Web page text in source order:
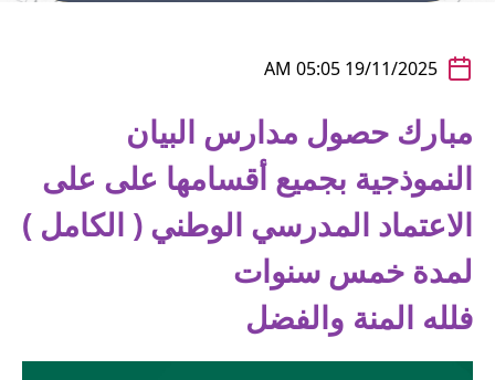
19/11/2025 05:05 AM
مبارك حصول مدارس البيان
النموذجية بجميع أقسامها على على
الاعتماد المدرسي الوطني ( الكامل )
لمدة خمس سنوات
فلله المنة والفضل